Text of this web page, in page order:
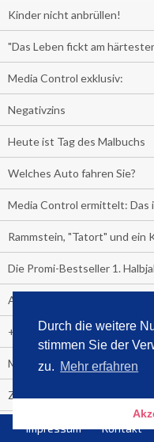
Durch die weitere
stimmen Sie der
zu. Mehr erfahren
Kinder nicht anbrüllen!
"Das Leben fickt am
Media Control exklusiv:
Negativzins
Heute ist Tag des Malbuchs
Welches Auto fahren Sie?
Media Control ermittelt: Das
Rammstein, "Tatort" und ein
Die Promi-Bestseller 1.
Alle Bestseller in der Übersicht
+++++ Media Control News
Media Control beruft Arnd
Zuschauer-Trend der Fußball
Heute wäre sie 90 Jahre alt
Impressum Kontakt